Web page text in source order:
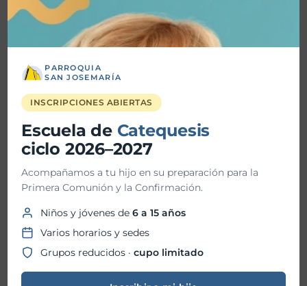
Detalles
Fecha inicio:14-12-2024
Fecha fin:
Hora fin:
Ubicación:
PARROQUIA
SAN JOSEMARÍA
INSCRIPCIONES ABIERTAS
Escuela de Catequesis
ciclo 2026–2027
Acompañamos a tu hijo en su preparación para la
Primera Comunión y la Confirmación.
Niños y jóvenes de6 a 15 años
Varios horarios y sedes
Grupos reducidos ·cupo limitado